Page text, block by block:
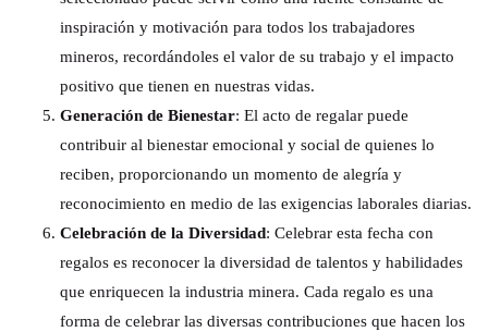
inspiración y motivación para todos los trabajadores
mineros, recordándoles el valor de su trabajo y el impacto
positivo que tienen en nuestras vidas.
Generación de Bienestar: El acto de regalar puede
contribuir al bienestar emocional y social de quienes lo
reciben, proporcionando un momento de alegría y
reconocimiento en medio de las exigencias laborales diarias.
Celebración de la Diversidad: Celebrar esta fecha con
regalos es reconocer la diversidad de talentos y habilidades
que enriquecen la industria minera. Cada regalo es una
forma de celebrar las diversas contribuciones que hacen los